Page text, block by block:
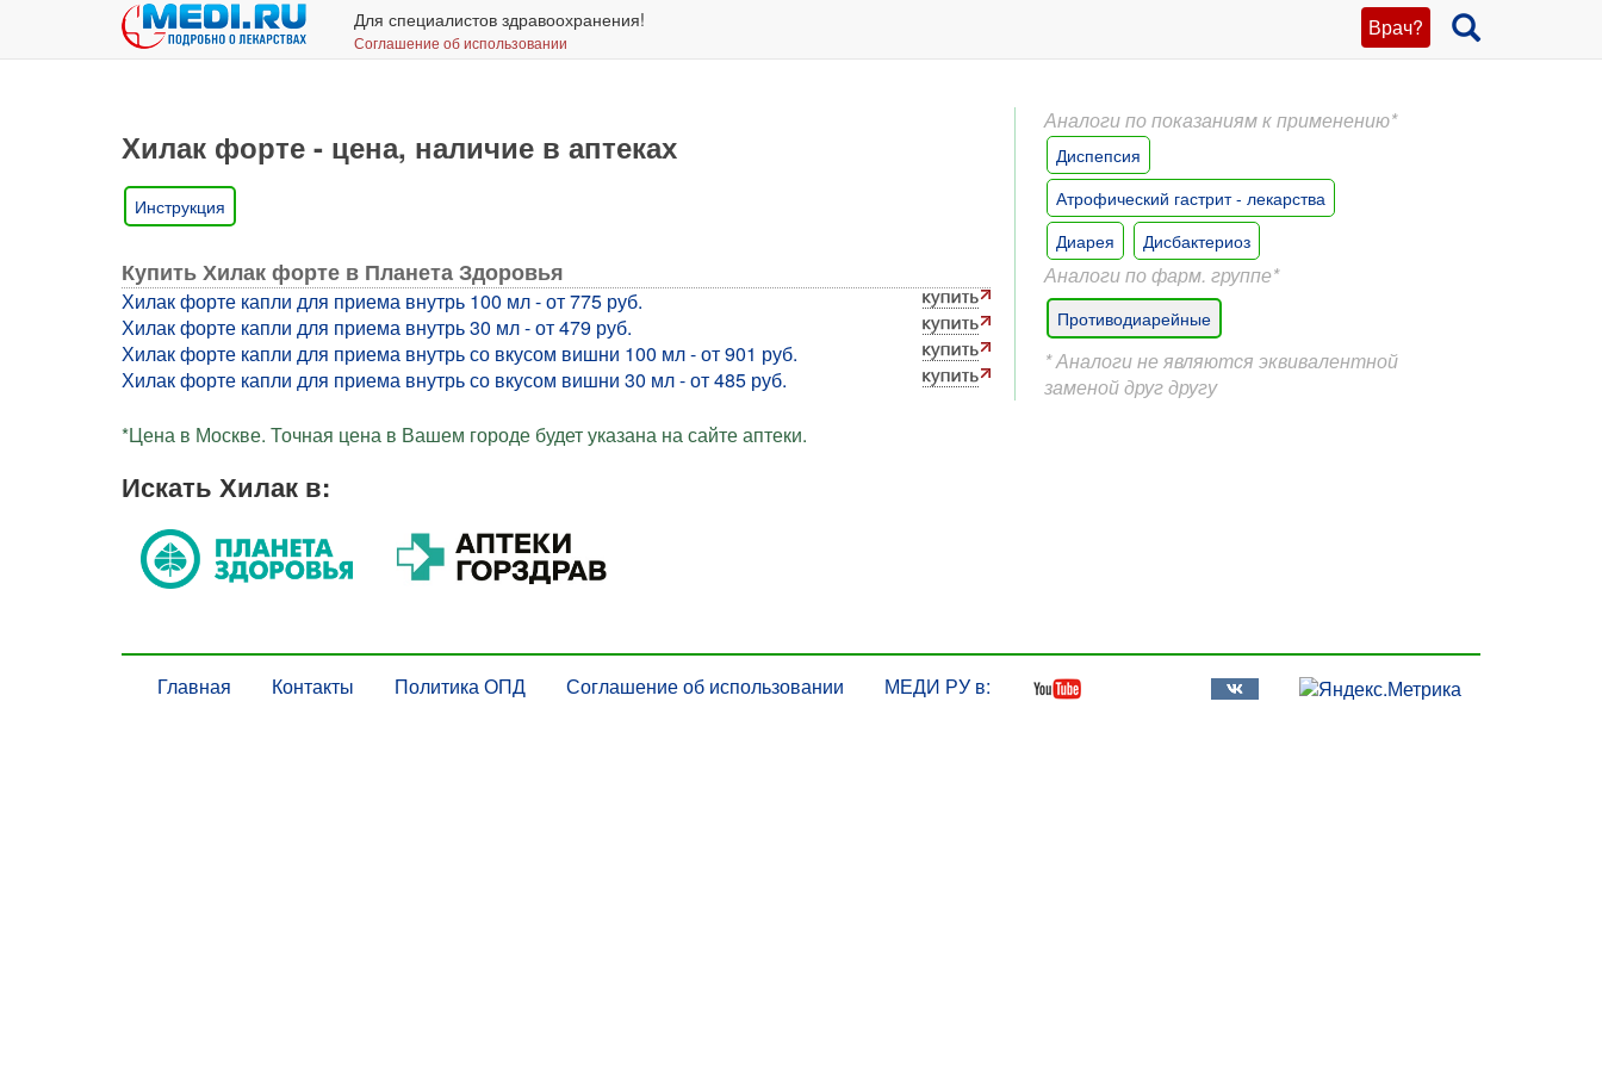
Врач?
Для специалистов здравоохранения!
Соглашение об использовании
Хилак форте - цена, наличие в аптеках
Инструкция
Купить Хилак форте в Планета Здоровья
Хилак форте капли для приема внутрь 100 мл - от 775 руб.
Хилак форте капли для приема внутрь 30 мл - от 479 руб.
Хилак форте капли для приема внутрь со вкусом вишни 100 мл - от 901 руб.
Хилак форте капли для приема внутрь со вкусом вишни 30 мл - от 485 руб.
*Цена в Москве. Точная цена в Вашем городе будет указана на сайте аптеки.
Искать Хилак в:
Аналоги по показаниям к применению*
Диспепсия
Атрофический гастрит - лекарства
Диарея
Дисбактериоз
Аналоги по фарм. группе*
Противодиарейные
* Аналоги не являются эквивалентной
заменой друг другу
Главная Контакты Политика ОПД Соглашение об использовании МЕДИ РУ в: